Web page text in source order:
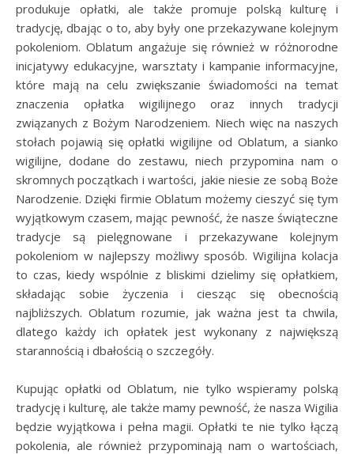
produkuje opłatki, ale także promuje polską kulturę i
tradycję, dbając o to, aby były one przekazywane kolejnym
pokoleniom. Oblatum angażuje się również w różnorodne
inicjatywy edukacyjne, warsztaty i kampanie informacyjne,
które mają na celu zwiększanie świadomości na temat
znaczenia opłatka wigilijnego oraz innych tradycji
związanych z Bożym Narodzeniem. Niech więc na naszych
stołach pojawią się opłatki wigilijne od Oblatum, a sianko
wigilijne, dodane do zestawu, niech przypomina nam o
skromnych początkach i wartości, jakie niesie ze sobą Boże
Narodzenie. Dzięki firmie Oblatum możemy cieszyć się tym
wyjątkowym czasem, mając pewność, że nasze świąteczne
tradycje są pielęgnowane i przekazywane kolejnym
pokoleniom w najlepszy możliwy sposób. Wigilijna kolacja
to czas, kiedy wspólnie z bliskimi dzielimy się opłatkiem,
składając sobie życzenia i ciesząc się obecnością
najbliższych. Oblatum rozumie, jak ważna jest ta chwila,
dlatego każdy ich opłatek jest wykonany z największą
starannością i dbałością o szczegóły.
Kupując opłatki od Oblatum, nie tylko wspieramy polską
tradycję i kulturę, ale także mamy pewność, że nasza Wigilia
będzie wyjątkowa i pełna magii. Opłatki te nie tylko łączą
pokolenia, ale również przypominają nam o wartościach,